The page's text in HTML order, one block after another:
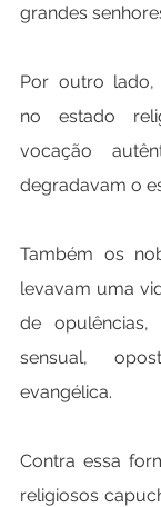
grandes
Por outro lado,
no estado
vocação
degradavam o
Também os
levavam uma
de
sensual,
evangélica.
Contra essa
religiosos